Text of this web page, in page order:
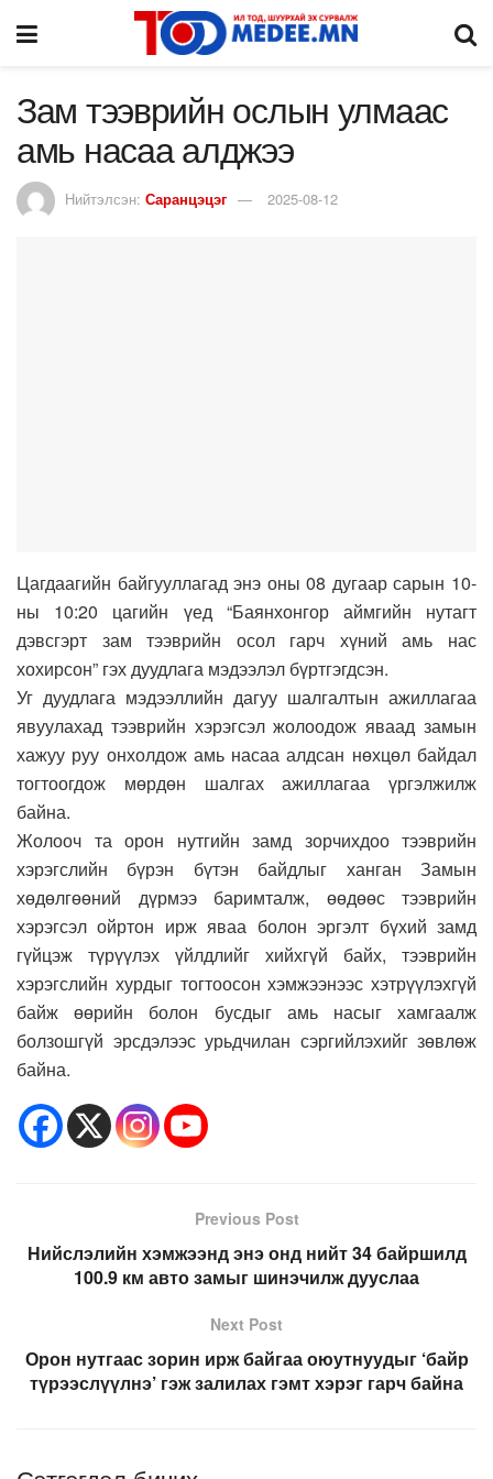
Зам тээврийн ослын улмаас
амь насаа алджээ
Нийтэлсэн: Саранцэцэг 2025-08-12
Цагдаагийн байгууллагад энэ оны 08 дугаар сарын 10-
ны 10:20 цагийн үед “Баянхонгор аймгийн нутагт
дэвсгэрт зам тээврийн осол гарч хүний амь нас
хохирсон” гэх дуудлага мэдээлэл бүртгэгдсэн.
Уг дуудлага мэдээллийн дагуу шалгалтын ажиллагаа
явуулахад тээврийн хэрэгсэл жолоодож яваад замын
хажуу руу онхолдож амь насаа алдсан нөхцөл байдал
тогтоогдож мөрдөн шалгах ажиллагаа үргэлжилж
байна.
Жолооч та орон нутгийн замд зорчихдоо тээврийн
хэрэгслийн бүрэн бүтэн байдлыг ханган Замын
хөдөлгөөний дүрмээ баримталж, өөдөөс тээврийн
хэрэгсэл ойртон ирж яваа болон эргэлт бүхий замд
гүйцэж түрүүлэх үйлдлийг хийхгүй байх, тээврийн
хэрэгслийн хурдыг тогтоосон хэмжээнээс хэтрүүлэхгүй
байж өөрийн болон бусдыг амь насыг хамгаалж
болзошгүй эрсдэлээс урьдчилан сэргийлэхийг зөвлөж
байна.
Previous Post
Нийслэлийн хэмжээнд энэ онд нийт 34 байршилд
100.9 км авто замыг шинэчилж дууслаа
Next Post
Орон нутгаас зорин ирж байгаа оюутнуудыг ‘байр
түрээслүүлнэ’ гэж залилах гэмт хэрэг гарч байна